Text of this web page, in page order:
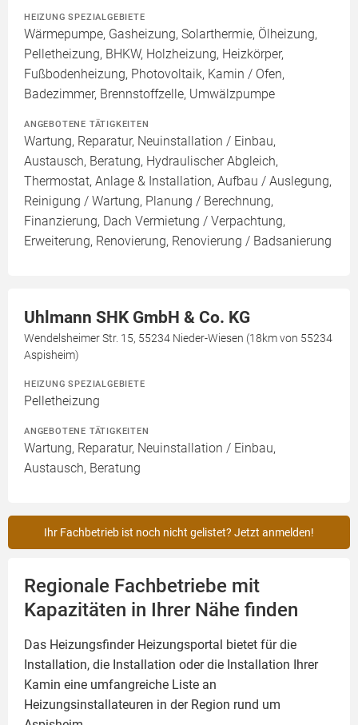
HEIZUNG SPEZIALGEBIETE
Wärmepumpe, Gasheizung, Solarthermie, Ölheizung,
Pelletheizung, BHKW, Holzheizung, Heizkörper,
Fußbodenheizung, Photovoltaik, Kamin / Ofen,
Badezimmer, Brennstoffzelle, Umwälzpumpe
ANGEBOTENE TÄTIGKEITEN
Wartung, Reparatur, Neuinstallation / Einbau,
Austausch, Beratung, Hydraulischer Abgleich,
Thermostat, Anlage & Installation, Aufbau / Auslegung,
Reinigung / Wartung, Planung / Berechnung,
Finanzierung, Dach Vermietung / Verpachtung,
Erweiterung, Renovierung, Renovierung / Badsanierung
Uhlmann SHK GmbH & Co. KG
Wendelsheimer Str. 15, 55234 Nieder-Wiesen (18km von 55234
Aspisheim)
HEIZUNG SPEZIALGEBIETE
Pelletheizung
ANGEBOTENE TÄTIGKEITEN
Wartung, Reparatur, Neuinstallation / Einbau,
Austausch, Beratung
Ihr Fachbetrieb ist noch nicht gelistet? Jetzt anmelden!
Regionale Fachbetriebe mit
Kapazitäten in Ihrer Nähe finden
Das Heizungsfinder Heizungsportal bietet für die
Installation, die Installation oder die Installation Ihrer
Kamin eine umfangreiche Liste an
Heizungsinstallateuren in der Region rund um